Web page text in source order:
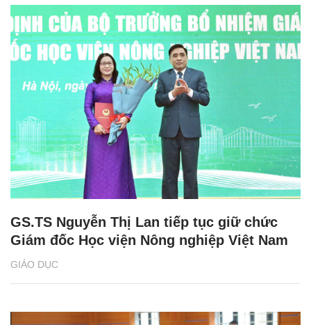
GIÁO DỤC
GS.TS Nguyễn Thị Lan tiếp tục giữ chức
Giám đốc Học viện Nông nghiệp Việt Nam